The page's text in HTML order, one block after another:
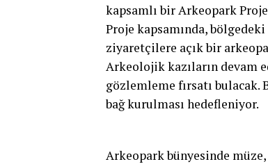
kapsamlı bir Arkeopark
Proje kapsamında,
ziyaretçilere açık bir
Arkeolojik kazıların devam
gözlemleme fırsatı
bağ kurulması hedefleniyor.
Arkeopark bünyesinde